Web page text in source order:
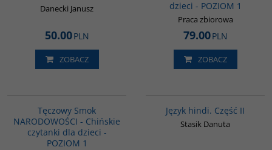
Danecki Janusz
50.00PLN
ZOBACZ
dzieci - POZIOM 1
Praca zbiorowa
79.00PLN
ZOBACZ
Tęczowy Smok
NARODOWOŚCI - Chińskie
czytanki dla dzieci -
POZIOM 1
Język hindi. Część II
Stasik Danuta